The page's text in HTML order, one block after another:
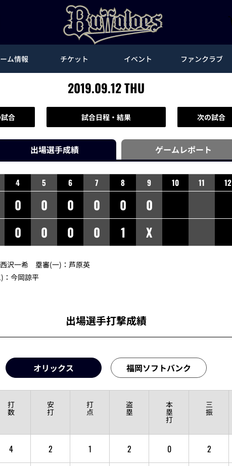
ム情報 チケット イベント ファンクラブ
2019.09.12 THU
合 試合日程・結果 次の試合
出場選手成績 ゲームレポート
4 5 6 7 8 9 10 11 12
0 0 0 0 0
0
0 0 0 0 1 X
西沢一希 塁審(一)： 芦原英
今岡諒平
出場選手打撃成績
オリックス 福岡ソフトバンク
打
数
安
打
打
点
盗
塁
本
塁
打
三
振
4 2 1 2 0 2